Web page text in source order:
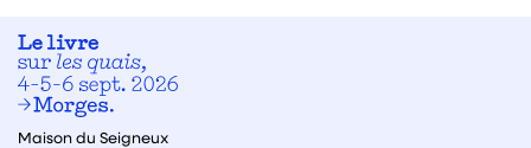
Maison du Seigneux